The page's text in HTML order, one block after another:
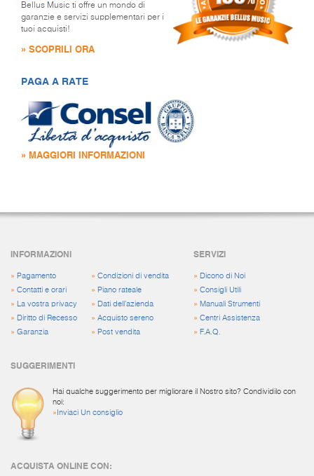
Bellus Music ti offre un mondo di
garanzie e servizi supplementari per i
tuoi acquisti!
» SCOPRILI ORA
PAGA A RATE
» MAGGIORI INFORMAZIONI
INFORMAZIONI
» Pagamento
» Contatti e orari
» La vostra privacy
» Diritto di Recesso
» Garanzia
» Condizioni di vendita
» Piano rateale
» Dati dell'azienda
» Acquisto sereno
» Post vendita
SERVIZI
» Dicono di Noi
»Consigli Utili
» Manuali Strumenti
»Centri Assistenza
» F.A.Q.
SUGGERIMENTI
Hai qualche suggerimento per migliorare il Nostro sito? Condividilo con
noi:
» Inviaci Un consiglio
ACQUISTA ONLINE CON: